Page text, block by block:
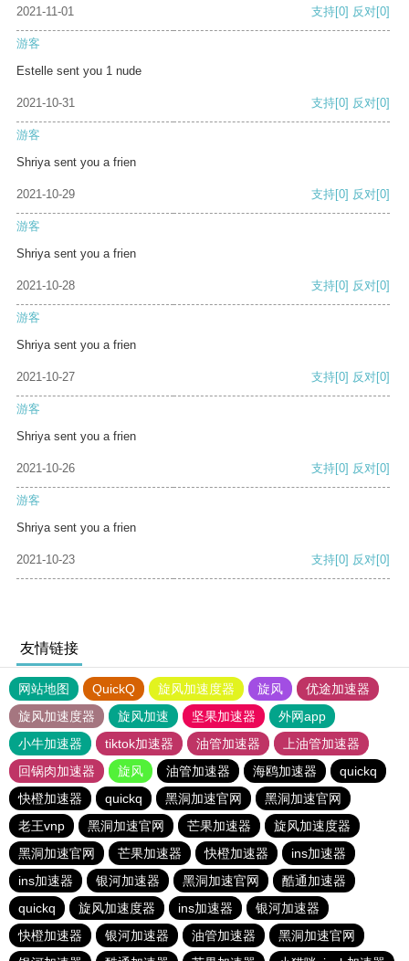
2021-11-01 支持[0] 反对[0]
游客
Estelle sent you 1 nude
2021-10-31 支持[0] 反对[0]
游客
Shriya sent you a frien
2021-10-29 支持[0] 反对[0]
游客
Shriya sent you a frien
2021-10-28 支持[0] 反对[0]
游客
Shriya sent you a frien
2021-10-27 支持[0] 反对[0]
游客
Shriya sent you a frien
2021-10-26 支持[0] 反对[0]
游客
Shriya sent you a frien
2021-10-23 支持[0] 反对[0]
友情链接
网站地图 QuickQ 旋风加速度器 旋风
优途加速器
旋风加速度器
旋风加速 坚果加速器
外网app
小牛加速器
tiktok加速器 油管加速器
上油管加速器
回锅肉加速器
旋风 油管加速器 海鸥加速器
quickq
快橙加速器
quickq 黑洞加速官网
黑洞加速官网
老王vnp
黑洞加速官网 芒果加速器
旋风加速度器
黑洞加速官网
芒果加速器 快橙加速器
ins加速器
ins加速器
银河加速器 黑洞加速官网
酷通加速器
quickq
旋风加速度器 ins加速器
银河加速器
快橙加速器
银河加速器 油管加速器
黑洞加速官网